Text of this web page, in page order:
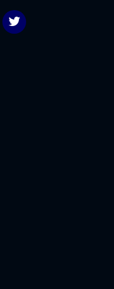
Twitter